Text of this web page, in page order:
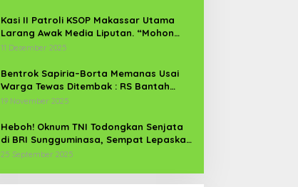
Kasi II Patroli KSOP Makassar Utama
Larang Awak Media Liputan. “Mohon
Media Keluar”
11 Desember 2025
Bentrok Sapiria–Borta Memanas Usai
Warga Tewas Ditembak : RS Bantah
Lamban Tangani Korban, Aparat TNI-
19 November 2025
Heboh! Oknum TNI Todongkan Senjata
di BRI Sungguminasa, Sempat Lepaskan
Tembakan
25 September 2025